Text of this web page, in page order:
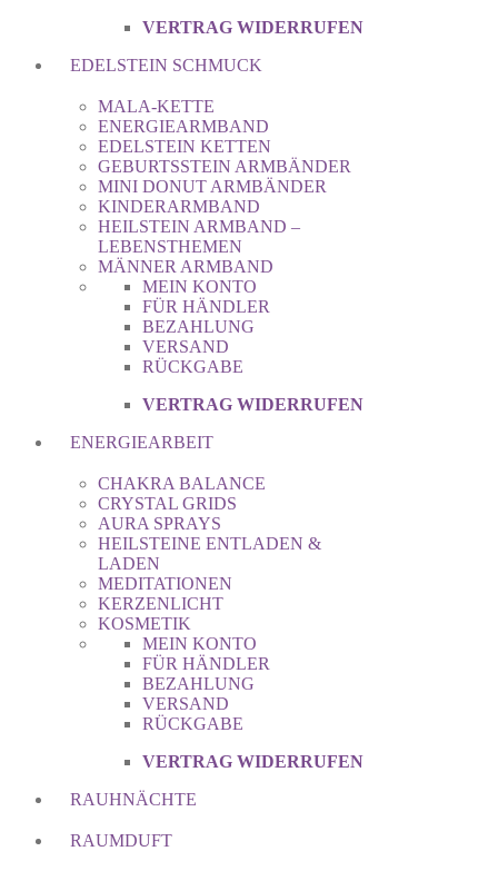
VERTRAG WIDERRUFEN
EDELSTEIN SCHMUCK
MALA-KETTE
ENERGIEARMBAND
EDELSTEIN KETTEN
GEBURTSSTEIN ARMBÄNDER
MINI DONUT ARMBÄNDER
KINDERARMBAND
HEILSTEIN ARMBAND –
LEBENSTHEMEN
MÄNNER ARMBAND
MEIN KONTO
FÜR HÄNDLER
BEZAHLUNG
VERSAND
RÜCKGABE
VERTRAG WIDERRUFEN
ENERGIEARBEIT
CHAKRA BALANCE
CRYSTAL GRIDS
AURA SPRAYS
HEILSTEINE ENTLADEN &
LADEN
MEDITATIONEN
KERZENLICHT
KOSMETIK
MEIN KONTO
FÜR HÄNDLER
BEZAHLUNG
VERSAND
RÜCKGABE
VERTRAG WIDERRUFEN
RAUHNÄCHTE
RAUMDUFT